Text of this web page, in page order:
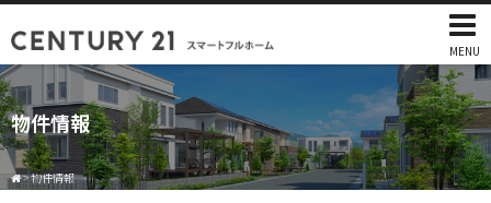
MENU
物件情報
>物件情報